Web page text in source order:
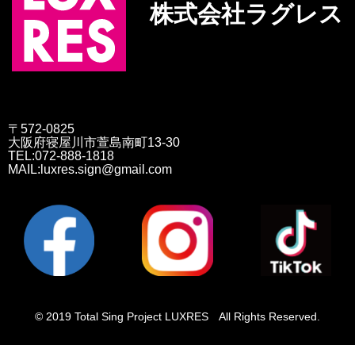
株式会社ラグレス
〒572-0825
大阪府寝屋川市萱島南町13-30
TEL:072-888-1818
MAIL:luxres.sign@gmail.com
© 2019 Total Sing Project LUXRES All Rights Reserved.